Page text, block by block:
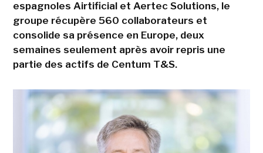
espagnoles Airtificial et Aertec Solutions, le
groupe récupère 560 collaborateurs et
consolide sa présence en Europe, deux
semaines seulement après avoir repris une
partie des actifs de Centum T&S.